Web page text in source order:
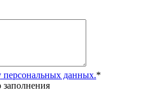
персональных данных.*
заполнения